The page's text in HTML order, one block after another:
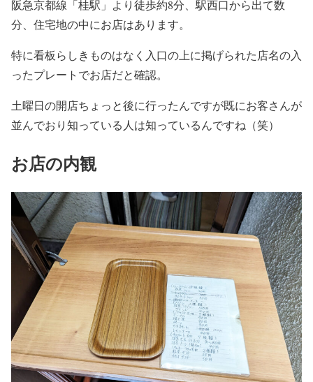
阪急京都線「桂駅」より徒歩約8分、駅西口から出て数
分、住宅地の中にお店はあります。
特に看板らしきものはなく入口の上に掲げられた店名の入
ったプレートでお店だと確認。
土曜日の開店ちょっと後に行ったんですが既にお客さんが
並んでおり知っている人は知っているんですね（笑）
お店の内観